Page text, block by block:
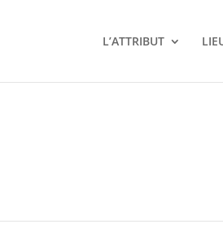
L’ATTRIBUT